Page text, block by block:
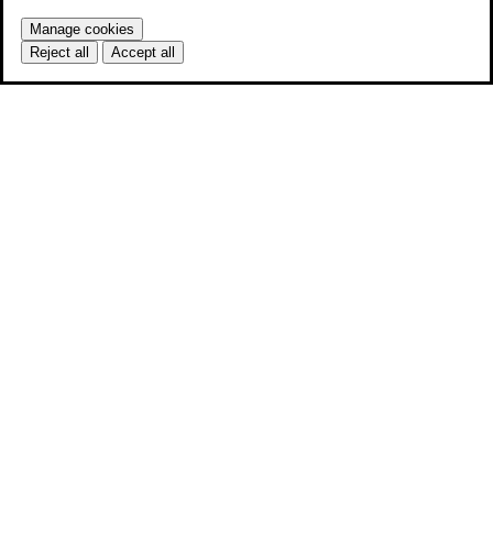
Manage cookies
Reject all
Accept all